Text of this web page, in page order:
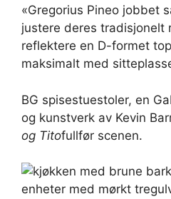
«Gregorius Pineo jobbet
justere deres tradisjonelt
reflektere en D-formet
maksimalt med
BG spisestuestoler, en
og kunstverk av Kevin
og Titofullfør scenen.